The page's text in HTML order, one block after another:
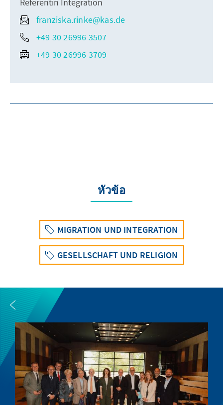
Referentin Integration
franziska.rinke@kas.de
+49 30 26996 3507
+49 30 26996 3709
หัวข้อ
MIGRATION UND INTEGRATION
GESELLSCHAFT UND RELIGION